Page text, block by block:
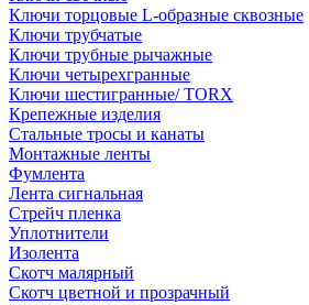
Ключи торцовые L-образные сквозные
Ключи трубчатые
Ключи трубные рычажные
Ключи четырехгранные
Ключи шестигранные/ TORX
Крепежные изделия
Стальные тросы и канаты
Монтажные ленты
Фумлента
Лента сигнальная
Стрейч пленка
Уплотнители
Изолента
Скотч малярный
Скотч цветной и прозрачный